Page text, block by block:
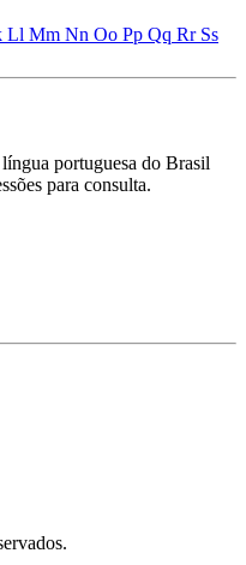
Ll Mm Nn Oo Pp Qq Rr Ss
portuguesa do Brasil
para consulta.